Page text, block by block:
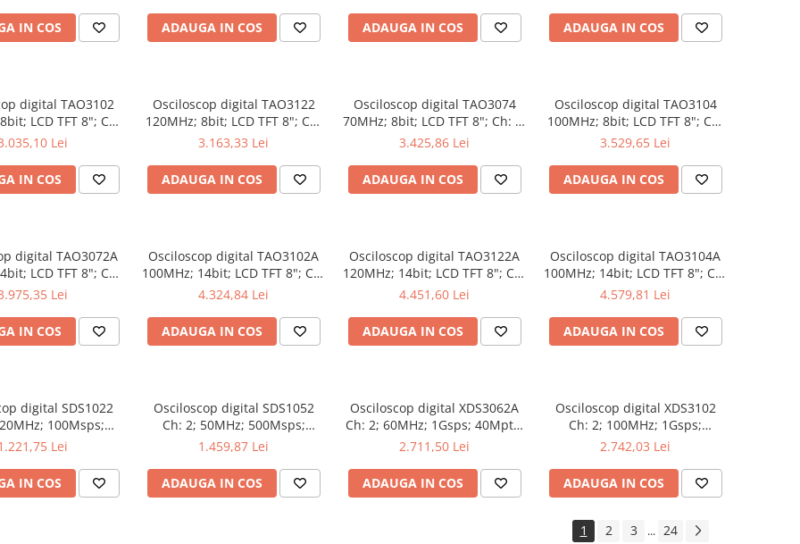
IN COS ADAUGA IN COS ADAUGA IN COS ADAUGA IN COS
digital TAO3102
LCD TFT 8"; Ch:
40Mpts pentru a
Lei
IN COS
Osciloscop digital TAO3122
120MHz; 8bit; LCD TFT 8"; Ch:
2; 1Gsps; 40Mpts ce include
3.163,33 Lei
ADAUGA IN COS
Osciloscop digital TAO3074
70MHz; 8bit; LCD TFT 8"; Ch: 4;
1Gsps; 40Mpts compatibil cu
3.425,86 Lei
ADAUGA IN COS
Osciloscop digital TAO3104
100MHz; 8bit; LCD TFT 8"; Ch:
4; 1Gsps; 40Mpts inclus in
3.529,65 Lei
ADAUGA IN COS
digital TAO3072A
LCD TFT 8"; Ch:
40Mpts dotat cu
Lei
IN COS
Osciloscop digital TAO3102A
100MHz; 14bit; LCD TFT 8"; Ch:
2; 1Gsps; 40Mpts dotat cu
4.324,84 Lei
ADAUGA IN COS
Osciloscop digital TAO3122A
120MHz; 14bit; LCD TFT 8"; Ch:
2; 1Gsps; 40Mpts integrat cu
4.451,60 Lei
ADAUGA IN COS
Osciloscop digital TAO3104A
100MHz; 14bit; LCD TFT 8"; Ch:
4; 1Gsps; 40Mpts care permite
4.579,81 Lei
ADAUGA IN COS
digital SDS1022
100Msps;
7"S; 15W care
Lei
IN COS
Osciloscop digital SDS1052
Ch: 2; 50MHz; 500Msps;
10kpts; LCD 7"S; ≤7ns avand
1.459,87 Lei
ADAUGA IN COS
Osciloscop digital XDS3062A
Ch: 2; 60MHz; 1Gsps; 40Mpts;
LCD TFT 8"; XDS care ofera
2.711,50 Lei
ADAUGA IN COS
Osciloscop digital XDS3102
Ch: 2; 100MHz; 1Gsps;
40Mpts; LCD TFT 8"; XDS ce
2.742,03 Lei
ADAUGA IN COS
1 2 3 ... 24